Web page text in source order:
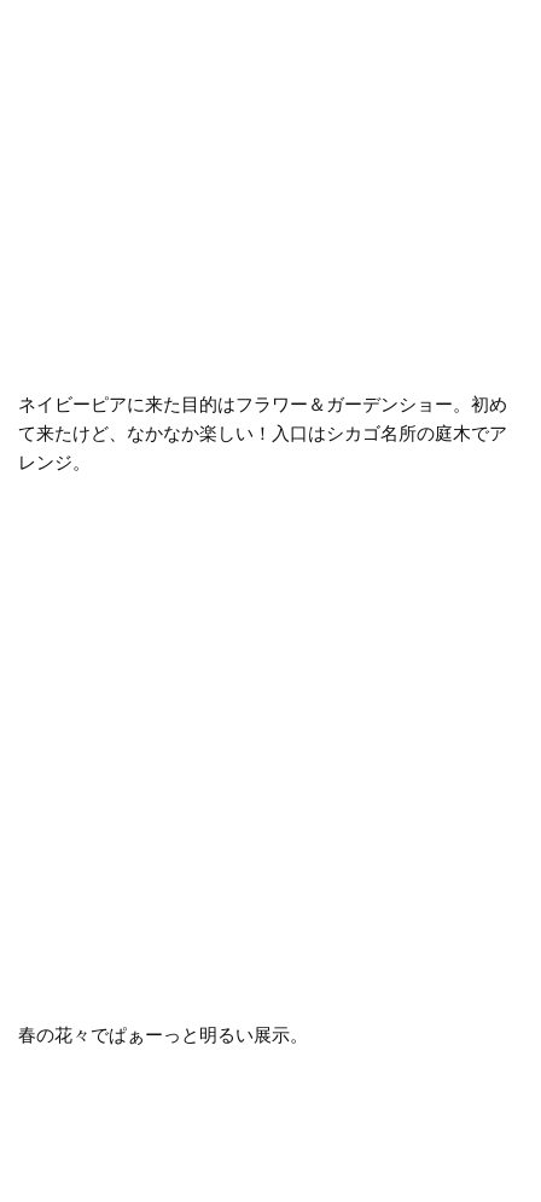
ネイビーピアに来た目的はフラワー＆ガーデンショー。初め
て来たけど、なかなか楽しい！入口はシカゴ名所の庭木でア
レンジ。
春の花々でぱぁーっと明るい展示。